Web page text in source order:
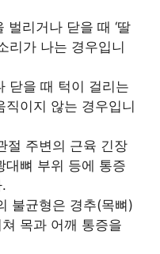
벌리거나 닫을 때 ‘딸
리가 나는 경우입니
닫을 때 턱이 걸리는
이지 않는 경우입니
절 주변의 근육 긴장
대뼈 부위 등에 통증
불균형은 경추(목뼈)
목과 어깨 통증을